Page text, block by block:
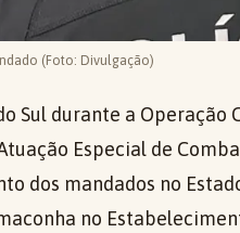
(Foto: Divulgação)
Sul durante a Operação
Especial de
dos mandados no
no